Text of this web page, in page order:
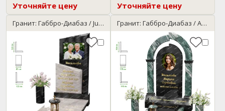
Уточняйте цену Уточняйте цену
Гранит: Габбро-Диабаз / Juparana Гранит: Габбро-Диабаз / Arctic Green